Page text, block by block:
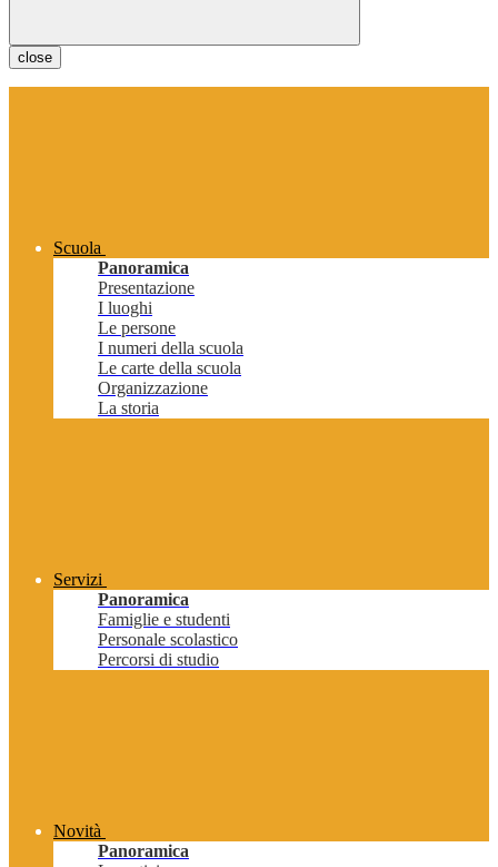
close
Scuola
Panoramica
Presentazione
I luoghi
Le persone
I numeri della scuola
Le carte della scuola
Organizzazione
La storia
Servizi
Panoramica
Famiglie e studenti
Personale scolastico
Percorsi di studio
Novità
Panoramica